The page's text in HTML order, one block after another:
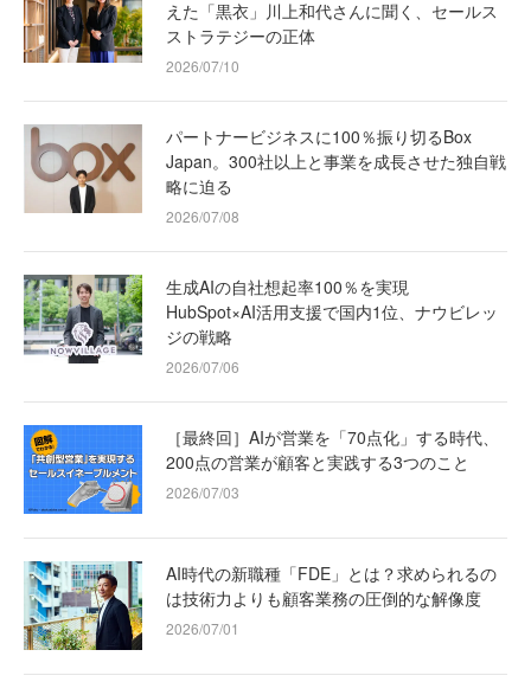
えた「黒衣」川上和代さんに聞く、セールス
ストラテジーの正体
2026/07/10
パートナービジネスに100％振り切るBox
Japan。300社以上と事業を成長させた独自戦
略に迫る
2026/07/08
生成AIの自社想起率100％を実現
HubSpot×AI活用支援で国内1位、ナウビレッ
ジの戦略
2026/07/06
［最終回］AIが営業を「70点化」する時代、
200点の営業が顧客と実践する3つのこと
2026/07/03
AI時代の新職種「FDE」とは？求められるの
は技術力よりも顧客業務の圧倒的な解像度
2026/07/01